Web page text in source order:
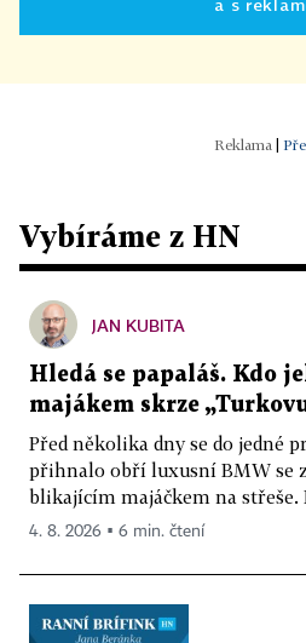
a s
Vybíráme z HN
JAN KUBITA
Hledá se papaláš. Kdo
majákem skrze
Před několika dny se do jedné
přihnalo obří luxusní BMW se
blikajícím majáčkem na střeše.
4. 8. 2026 ▪ 6 min. čtení